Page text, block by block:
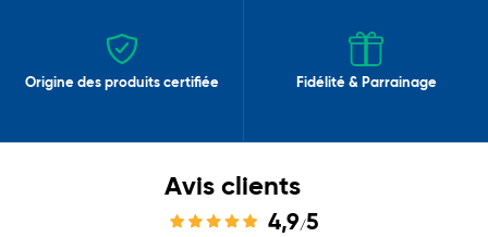
Origine des produits certifiée Fidélité & Parrainage
Avis clients
4,9/5